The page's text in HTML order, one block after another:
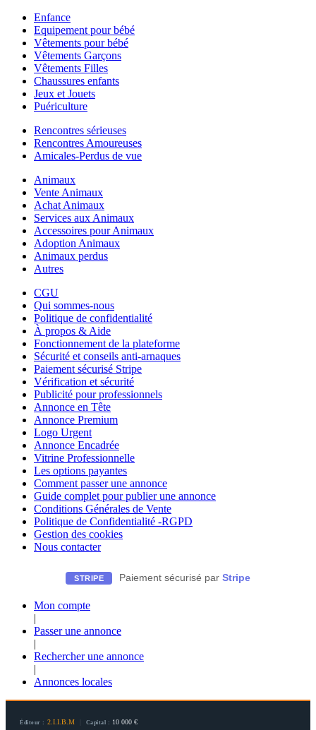
Enfance
Equipement pour bébé
Vêtements pour bébé
Vêtements Garçons
Vêtements Filles
Chaussures enfants
Jeux et Jouets
Puériculture
Rencontres sérieuses
Rencontres Amoureuses
Amicales-Perdus de vue
Animaux
Vente Animaux
Achat Animaux
Services aux Animaux
Accessoires pour Animaux
Adoption Animaux
Animaux perdus
Autres
CGU
Qui sommes-nous
Politique de confidentialité
À propos & Aide
Fonctionnement de la plateforme
Sécurité et conseils anti-arnaques
Paiement sécurisé Stripe
Vérification et sécurité
Publicité pour professionnels
Annonce en Tête
Annonce Premium
Logo Urgent
Annonce Encadrée
Vitrine Professionnelle
Les options payantes
Comment passer une annonce
Guide complet pour publier une annonce
Conditions Générales de Vente
Politique de Confidentialité -RGPD
Gestion des cookies
Nous contacter
STRIPE Paiement sécurisé par Stripe
Mon compte
|
Passer une annonce
|
Rechercher une annonce
|
Annonces locales
Éditeur : 2.I.I.B.M Capital : 10 000 €